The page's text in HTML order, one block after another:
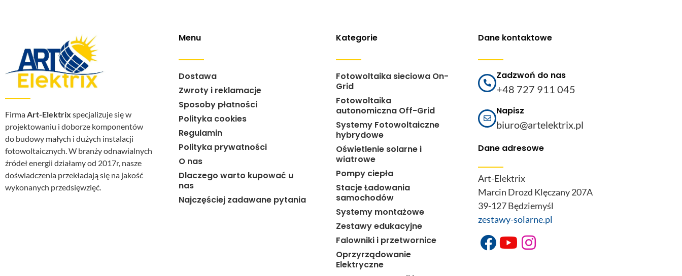
FirmaArt-Elektrix specjalizuje się w
projektowaniu i doborze komponentów
do budowy małych i dużych instalacji
fotowoltaicznych. W branży odnawialnych
źródeł energii działamy od 2017r, nasze
doświadczenia przekładają się na jakość
wykonanych przedsięwzięć.
Menu
Dostawa
Zwroty i reklamacje
Sposoby płatności
Polityka cookies
Regulamin
Polityka prywatności
O nas
Dlaczego warto kupować u
nas
Najczęściej zadawane pytania
Kategorie
Fotowoltaika sieciowa On-
Grid
Fotowoltaika
autonomiczna Off-Grid
Systemy Fotowoltaiczne
hybrydowe
Oświetlenie solarne i
wiatrowe
Pompy ciepła
Stacje Ładowania
samochodów
Systemy montażowe
Zestawy edukacyjne
Falowniki i przetwornice
Oprzyrządowanie
Elektryczne
Dane kontaktowe
Zadzwoń do nas
+48 727 911 045
Napisz
biuro@artelektrix.pl
Dane adresowe
Art-Elektrix
Marcin Drozd Klęczany 207A
39-127 Będziemyśl
zestawy-solarne.pl